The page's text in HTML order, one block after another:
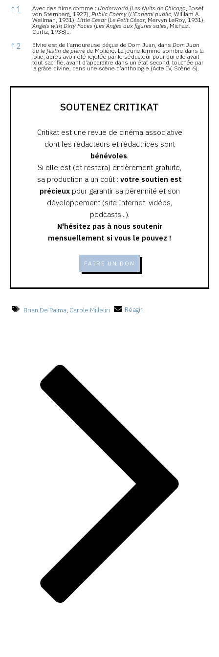
Notes
↑ 1 Avec des films comme : Underworld (Les Nuits de Chicago , Josef
von Sternberg, 1927), Public Enemy (L’Ennemi public , William A.
Wellman, 1931), Little Cesar(Le Petit César, Mervyn LeRoy, 1931),
Angels with Dirty Faces (Les Anges aux figures sales , Michael
Curtiz, 1938)…
↑ 2 Elvire est de l’amoureuse déçue de Dom Juan, dans Dom Juan
ou le festin de pierre de Molière. La jeune femme sombre dans la
folie, après avoir été rejetée par le séducteur pour qui elle avait
tout sacrifié, avant d’apparaître dans un état second, touchée par
la grâce divine, dans une scène d’anthologie (Acte IV, Scène 6).
SOUTENEZ CRITIKAT
Critikat est une revue de cinéma associative
dont les rédacteurs et rédactrices sont
bénévoles.
Si elle est (et restera) entièrement gratuite,
sa production a un coût : votre soutien est
précieuxpour garantir sa pérennité et son
développement (site Internet, vidéos,
podcasts...).
N'hésitez pas à nous soutenir
mensuellement si vous le pouvez !
FAIRE UN DON
Brian De Palma, Carole Milleliri Réagir